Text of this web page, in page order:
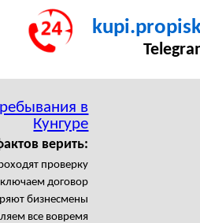
в
Кунгуре
верить:
проверку
договор
бизнесмены
все вовремя